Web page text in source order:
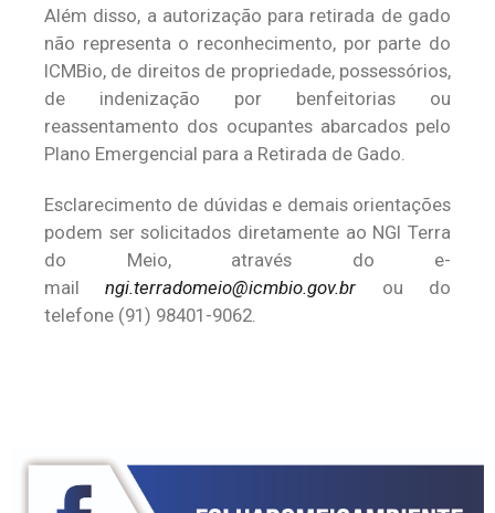
Além disso, a autorização para retirada de gado
não representa o reconhecimento, por parte do
ICMBio, de direitos de propriedade, possessórios,
de indenização por benfeitorias ou
reassentamento dos ocupantes abarcados pelo
Plano Emergencial para a Retirada de Gado.
Esclarecimento de dúvidas e demais orientações
podem ser solicitados diretamente ao NGI Terra
do Meio, através do e-
mailngi.terradomeio@icmbio.gov.br ou do
telefone (91) 98401-9062.